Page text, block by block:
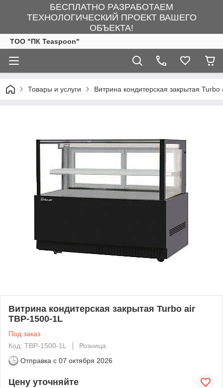
БЕСПЛАТНО РАЗРАБОТАЕМ
ТЕХНОЛОГИЧЕСКИЙ ПРОЕКТ ВАШЕГО
ОБЪЕКТА!
ТОО "ПК Teaspoon"
Товары и услуги Витрина кондитерская закрытая
Витрина кондитерская закрытая Turbo air
TBP-1500-1L
Под заказ
Код: TBP-1500-1L
Розница
Отправка с 07 октября 2026
Цену уточняйте